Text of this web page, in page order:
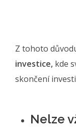
Z tohoto
investice, kde
skončení
Nelze